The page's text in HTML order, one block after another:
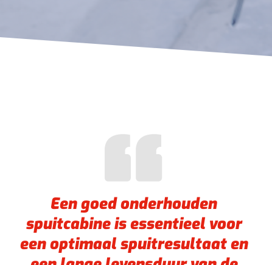
Een goed onderhouden
spuitcabine is essentieel voor
een optimaal spuitresultaat en